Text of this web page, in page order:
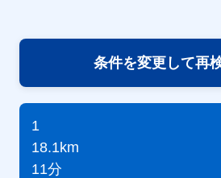
条件を変更して再
1
18.1km
11分